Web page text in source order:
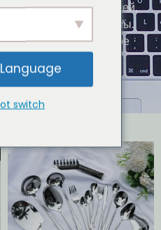
Широкий выбор стилей,
непревзойденные цены.
получить премиальное
switch